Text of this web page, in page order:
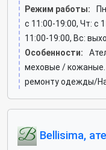
Режим работы:
c 11:00-19:00, Чт: c
11:00-19:00, Вс:
Особенности:
меховые /
ремонту одежды/
Bellisima,